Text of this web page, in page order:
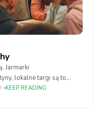
Jarmarki
lokalne targi są to
tożsamość miast i
KEEP READING